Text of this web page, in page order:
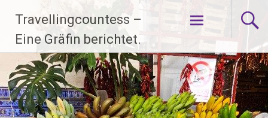
Inhalt
springen
Travellingcountess –
Eine Gräfin berichtet.